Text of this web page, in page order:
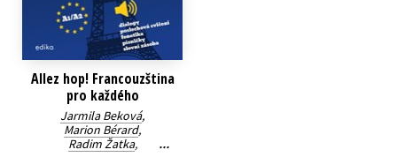
Allez hop! Francouzština
pro každého
Jarmila Beková,
Marion Bérard,
Radim Žatka,